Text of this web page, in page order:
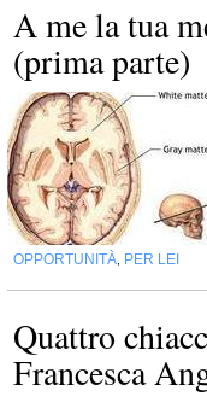
A me la tua
(prima parte)
OPPORTUNITÀ PER LEI
Quattro
Francesca